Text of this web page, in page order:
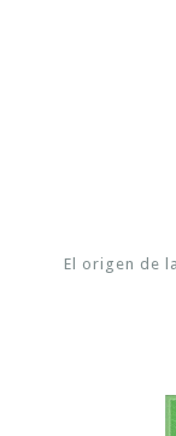
El origen de